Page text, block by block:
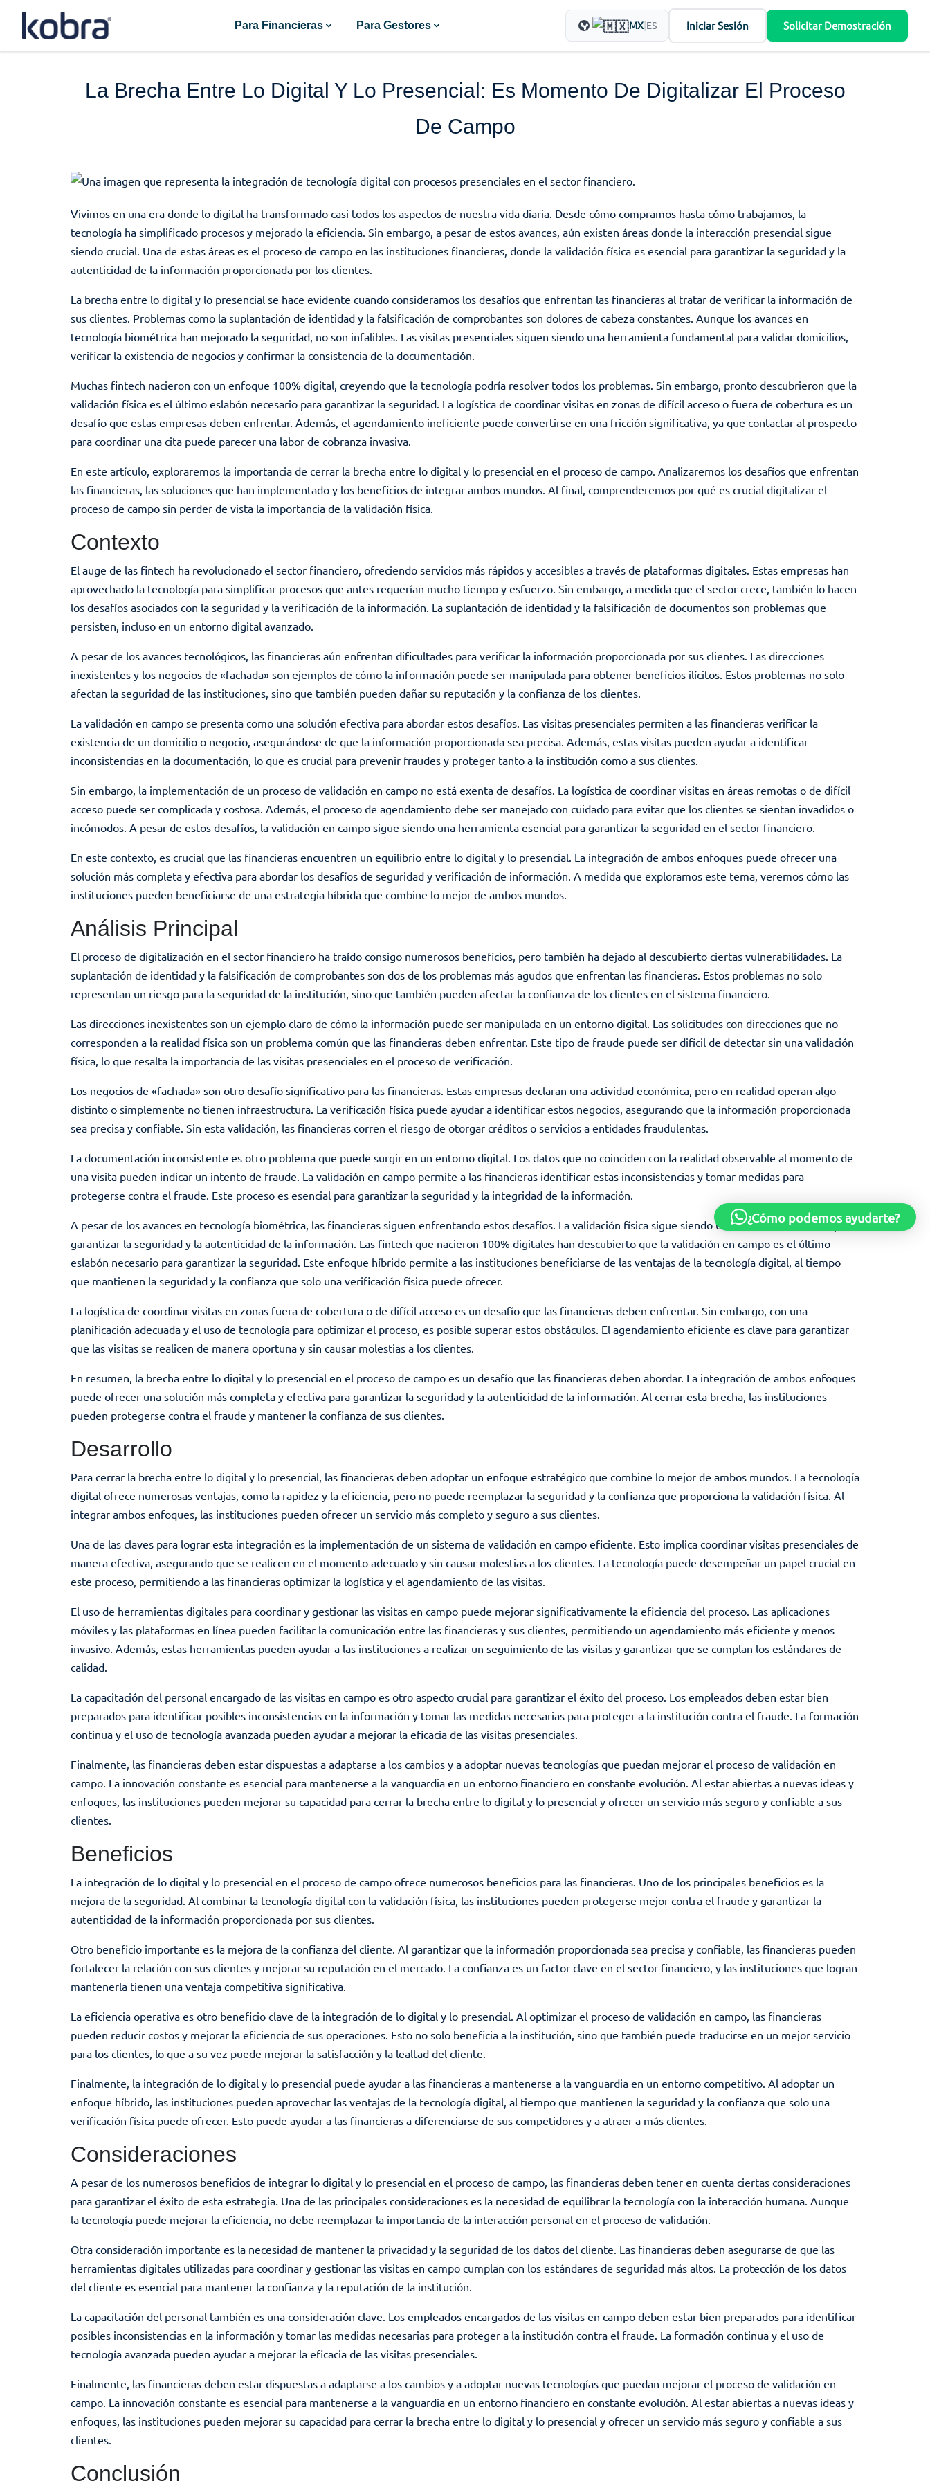
content
Para Financieras Para Gestores MX ES Iniciar Sesión Solicitar Demostración
La Brecha Entre Lo Digital Y Lo Presencial: Es Momento De Digitalizar El Proceso
De Campo
Vivimos en una era donde lo digital ha transformado casi todos los aspectos de nuestra vida diaria. Desde cómo compramos hasta cómo trabajamos, la
tecnología ha simplificado procesos y mejorado la eficiencia. Sin embargo, a pesar de estos avances, aún existen áreas donde la interacción presencial sigue
siendo crucial. Una de estas áreas es el proceso de campo en las instituciones financieras, donde la validación física es esencial para garantizar la seguridad y la
autenticidad de la información proporcionada por los clientes.
La brecha entre lo digital y lo presencial se hace evidente cuando consideramos los desafíos que enfrentan las financieras al tratar de verificar la información de
sus clientes. Problemas como la suplantación de identidad y la falsificación de comprobantes son dolores de cabeza constantes. Aunque los avances en
tecnología biométrica han mejorado la seguridad, no son infalibles. Las visitas presenciales siguen siendo una herramienta fundamental para validar domicilios,
verificar la existencia de negocios y confirmar la consistencia de la documentación.
Muchas fintech nacieron con un enfoque 100% digital, creyendo que la tecnología podría resolver todos los problemas. Sin embargo, pronto descubrieron que la
validación física es el último eslabón necesario para garantizar la seguridad. La logística de coordinar visitas en zonas de difícil acceso o fuera de cobertura es un
desafío que estas empresas deben enfrentar. Además, el agendamiento ineficiente puede convertirse en una fricción significativa, ya que contactar al prospecto
para coordinar una cita puede parecer una labor de cobranza invasiva.
En este artículo, exploraremos la importancia de cerrar la brecha entre lo digital y lo presencial en el proceso de campo. Analizaremos los desafíos que enfrentan
las financieras, las soluciones que han implementado y los beneficios de integrar ambos mundos. Al final, comprenderemos por qué es crucial digitalizar el
proceso de campo sin perder de vista la importancia de la validación física.
Contexto
El auge de las fintech ha revolucionado el sector financiero, ofreciendo servicios más rápidos y accesibles a través de plataformas digitales. Estas empresas han
aprovechado la tecnología para simplificar procesos que antes requerían mucho tiempo y esfuerzo. Sin embargo, a medida que el sector crece, también lo hacen
los desafíos asociados con la seguridad y la verificación de la información. La suplantación de identidad y la falsificación de documentos son problemas que
persisten, incluso en un entorno digital avanzado.
A pesar de los avances tecnológicos, las financieras aún enfrentan dificultades para verificar la información proporcionada por sus clientes. Las direcciones
inexistentes y los negocios de «fachada» son ejemplos de cómo la información puede ser manipulada para obtener beneficios ilícitos. Estos problemas no solo
afectan la seguridad de las instituciones, sino que también pueden dañar su reputación y la confianza de los clientes.
La validación en campo se presenta como una solución efectiva para abordar estos desafíos. Las visitas presenciales permiten a las financieras verificar la
existencia de un domicilio o negocio, asegurándose de que la información proporcionada sea precisa. Además, estas visitas pueden ayudar a identificar
inconsistencias en la documentación, lo que es crucial para prevenir fraudes y proteger tanto a la institución como a sus clientes.
Sin embargo, la implementación de un proceso de validación en campo no está exenta de desafíos. La logística de coordinar visitas en áreas remotas o de difícil
acceso puede ser complicada y costosa. Además, el proceso de agendamiento debe ser manejado con cuidado para evitar que los clientes se sientan invadidos o
incómodos. A pesar de estos desafíos, la validación en campo sigue siendo una herramienta esencial para garantizar la seguridad en el sector financiero.
En este contexto, es crucial que las financieras encuentren un equilibrio entre lo digital y lo presencial. La integración de ambos enfoques puede ofrecer una
solución más completa y efectiva para abordar los desafíos de seguridad y verificación de información. A medida que exploramos este tema, veremos cómo las
instituciones pueden beneficiarse de una estrategia híbrida que combine lo mejor de ambos mundos.
Análisis Principal
El proceso de digitalización en el sector financiero ha traído consigo numerosos beneficios, pero también ha dejado al descubierto ciertas vulnerabilidades. La
suplantación de identidad y la falsificación de comprobantes son dos de los problemas más agudos que enfrentan las financieras. Estos problemas no solo
representan un riesgo para la seguridad de la institución, sino que también pueden afectar la confianza de los clientes en el sistema financiero.
Las direcciones inexistentes son un ejemplo claro de cómo la información puede ser manipulada en un entorno digital. Las solicitudes con direcciones que no
corresponden a la realidad física son un problema común que las financieras deben enfrentar. Este tipo de fraude puede ser difícil de detectar sin una validación
física, lo que resalta la importancia de las visitas presenciales en el proceso de verificación.
Los negocios de «fachada» son otro desafío significativo para las financieras. Estas empresas declaran una actividad económica, pero en realidad operan algo
distinto o simplemente no tienen infraestructura. La verificación física puede ayudar a identificar estos negocios, asegurando que la información proporcionada
sea precisa y confiable. Sin esta validación, las financieras corren el riesgo de otorgar créditos o servicios a entidades fraudulentas.
La documentación inconsistente es otro problema que puede surgir en un entorno digital. Los datos que no coinciden con la realidad observable al momento de
una visita pueden indicar un intento de fraude. La validación en campo permite a las financieras identificar estas inconsistencias y tomar medidas para
protegerse contra el fraude. Este proceso es esencial para garantizar la seguridad y la integridad de la información.
A pesar de los avances en tecnología biométrica, las financieras siguen enfrentando estos desafíos. La validación física sigue siendo una herramienta crucial para
garantizar la seguridad y la autenticidad de la información. Las fintech que nacieron 100% digitales han descubierto que la validación en campo es el último
eslabón necesario para garantizar la seguridad. Este enfoque híbrido permite a las instituciones beneficiarse de las ventajas de la tecnología digital, al tiempo
que mantienen la seguridad y la confianza que solo una verificación física puede ofrecer.
La logística de coordinar visitas en zonas fuera de cobertura o de difícil acceso es un desafío que las financieras deben enfrentar. Sin embargo, con una
planificación adecuada y el uso de tecnología para optimizar el proceso, es posible superar estos obstáculos. El agendamiento eficiente es clave para garantizar
que las visitas se realicen de manera oportuna y sin causar molestias a los clientes.
En resumen, la brecha entre lo digital y lo presencial en el proceso de campo es un desafío que las financieras deben abordar. La integración de ambos enfoques
puede ofrecer una solución más completa y efectiva para garantizar la seguridad y la autenticidad de la información. Al cerrar esta brecha, las instituciones
pueden protegerse contra el fraude y mantener la confianza de sus clientes.
Desarrollo
Para cerrar la brecha entre lo digital y lo presencial, las financieras deben adoptar un enfoque estratégico que combine lo mejor de ambos mundos. La tecnología
digital ofrece numerosas ventajas, como la rapidez y la eficiencia, pero no puede reemplazar la seguridad y la confianza que proporciona la validación física. Al
integrar ambos enfoques, las instituciones pueden ofrecer un servicio más completo y seguro a sus clientes.
Una de las claves para lograr esta integración es la implementación de un sistema de validación en campo eficiente. Esto implica coordinar visitas presenciales de
manera efectiva, asegurando que se realicen en el momento adecuado y sin causar molestias a los clientes. La tecnología puede desempeñar un papel crucial en
este proceso, permitiendo a las financieras optimizar la logística y el agendamiento de las visitas.
El uso de herramientas digitales para coordinar y gestionar las visitas en campo puede mejorar significativamente la eficiencia del proceso. Las aplicaciones
móviles y las plataformas en línea pueden facilitar la comunicación entre las financieras y sus clientes, permitiendo un agendamiento más eficiente y menos
invasivo. Además, estas herramientas pueden ayudar a las instituciones a realizar un seguimiento de las visitas y garantizar que se cumplan los estándares de
calidad.
La capacitación del personal encargado de las visitas en campo es otro aspecto crucial para garantizar el éxito del proceso. Los empleados deben estar bien
preparados para identificar posibles inconsistencias en la información y tomar las medidas necesarias para proteger a la institución contra el fraude. La formación
continua y el uso de tecnología avanzada pueden ayudar a mejorar la eficacia de las visitas presenciales.
Finalmente, las financieras deben estar dispuestas a adaptarse a los cambios y a adoptar nuevas tecnologías que puedan mejorar el proceso de validación en
campo. La innovación constante es esencial para mantenerse a la vanguardia en un entorno financiero en constante evolución. Al estar abiertas a nuevas ideas y
enfoques, las instituciones pueden mejorar su capacidad para cerrar la brecha entre lo digital y lo presencial y ofrecer un servicio más seguro y confiable a sus
clientes.
Beneficios
La integración de lo digital y lo presencial en el proceso de campo ofrece numerosos beneficios para las financieras. Uno de los principales beneficios es la
mejora de la seguridad. Al combinar la tecnología digital con la validación física, las instituciones pueden protegerse mejor contra el fraude y garantizar la
autenticidad de la información proporcionada por sus clientes.
Otro beneficio importante es la mejora de la confianza del cliente. Al garantizar que la información proporcionada sea precisa y confiable, las financieras pueden
fortalecer la relación con sus clientes y mejorar su reputación en el mercado. La confianza es un factor clave en el sector financiero, y las instituciones que logran
mantenerla tienen una ventaja competitiva significativa.
La eficiencia operativa es otro beneficio clave de la integración de lo digital y lo presencial. Al optimizar el proceso de validación en campo, las financieras
pueden reducir costos y mejorar la eficiencia de sus operaciones. Esto no solo beneficia a la institución, sino que también puede traducirse en un mejor servicio
para los clientes, lo que a su vez puede mejorar la satisfacción y la lealtad del cliente.
Finalmente, la integración de lo digital y lo presencial puede ayudar a las financieras a mantenerse a la vanguardia en un entorno competitivo. Al adoptar un
enfoque híbrido, las instituciones pueden aprovechar las ventajas de la tecnología digital, al tiempo que mantienen la seguridad y la confianza que solo una
verificación física puede ofrecer. Esto puede ayudar a las financieras a diferenciarse de sus competidores y a atraer a más clientes.
Consideraciones
A pesar de los numerosos beneficios de integrar lo digital y lo presencial en el proceso de campo, las financieras deben tener en cuenta ciertas consideraciones
para garantizar el éxito de esta estrategia. Una de las principales consideraciones es la necesidad de equilibrar la tecnología con la interacción humana. Aunque
la tecnología puede mejorar la eficiencia, no debe reemplazar la importancia de la interacción personal en el proceso de validación.
Otra consideración importante es la necesidad de mantener la privacidad y la seguridad de los datos del cliente. Las financieras deben asegurarse de que las
herramientas digitales utilizadas para coordinar y gestionar las visitas en campo cumplan con los estándares de seguridad más altos. La protección de los datos
del cliente es esencial para mantener la confianza y la reputación de la institución.
La capacitación del personal también es una consideración clave. Los empleados encargados de las visitas en campo deben estar bien preparados para identificar
posibles inconsistencias en la información y tomar las medidas necesarias para proteger a la institución contra el fraude. La formación continua y el uso de
tecnología avanzada pueden ayudar a mejorar la eficacia de las visitas presenciales.
Finalmente, las financieras deben estar dispuestas a adaptarse a los cambios y a adoptar nuevas tecnologías que puedan mejorar el proceso de validación en
campo. La innovación constante es esencial para mantenerse a la vanguardia en un entorno financiero en constante evolución. Al estar abiertas a nuevas ideas y
enfoques, las instituciones pueden mejorar su capacidad para cerrar la brecha entre lo digital y lo presencial y ofrecer un servicio más seguro y confiable a sus
clientes.
Conclusión
¿Cómo podemos ayudarte?